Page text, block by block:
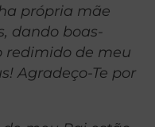
própria mãe
dando boas-
redimido de meu
Agradeço-Te por